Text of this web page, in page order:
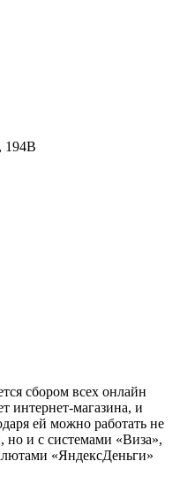
194В
сбором всех онлайн
интернет-магазина, и
ей можно работать не
и с системами «Виза»,
«ЯндексДеньги»